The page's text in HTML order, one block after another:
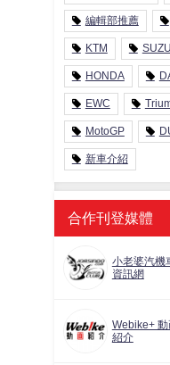
編輯部推薦
KTM
HONDA
EWC
MotoGP
新車介紹
合作刊登媒體
小老婆汽機
資訊網
Webike+ 動
紹介